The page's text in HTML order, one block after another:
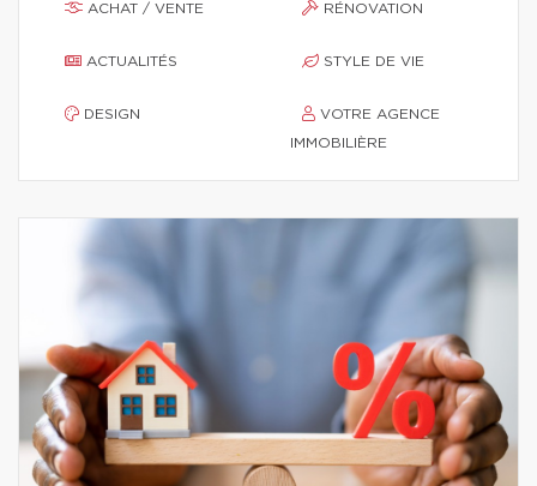
ACHAT / VENTE
ACTUALITÉS
DESIGN
RÉNOVATION
STYLE DE VIE
IMMOBILIÈRE